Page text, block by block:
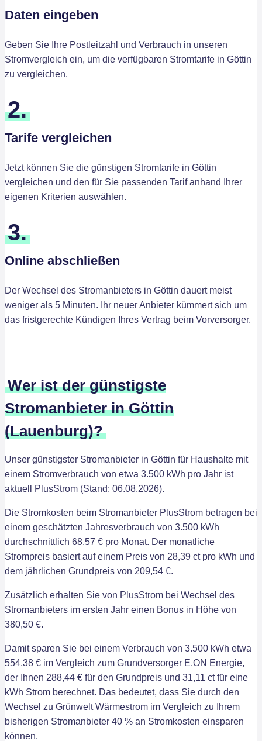
Daten eingeben
Geben Sie Ihre Postleitzahl und Verbrauch in unseren
Stromvergleich ein, um die verfügbaren Stromtarife in Göttin
zu vergleichen.
2.
Tarife vergleichen
Jetzt können Sie die günstigen Stromtarife in Göttin
vergleichen und den für Sie passenden Tarif anhand Ihrer
eigenen Kriterien auswählen.
3.
Online abschließen
Der Wechsel des Stromanbieters in Göttin dauert meist
weniger als 5 Minuten. Ihr neuer Anbieter kümmert sich um
das fristgerechte Kündigen Ihres Vertrag beim Vorversorger.
Wer ist der günstigste
Stromanbieter in Göttin
(Lauenburg)?
Unser günstigster Stromanbieter in Göttin für Haushalte mit
einem Stromverbrauch von etwa 3.500 kWh pro Jahr ist
aktuell PlusStrom (Stand: 06.08.2026).
Die Stromkosten beim Stromanbieter PlusStrom betragen bei
einem geschätzten Jahresverbrauch von 3.500 kWh
durchschnittlich 68,57 € pro Monat. Der monatliche
Strompreis basiert auf einem Preis von 28,39 ct pro kWh und
dem jährlichen Grundpreis von 209,54 €.
Zusätzlich erhalten Sie von PlusStrom bei Wechsel des
Stromanbieters im ersten Jahr einen Bonus in Höhe von
380,50 €.
Damit sparen Sie bei einem Verbrauch von 3.500 kWh etwa
554,38 € im Vergleich zum Grundversorger E.ON Energie,
der Ihnen 288,44 € für den Grundpreis und 31,11 ct für eine
kWh Strom berechnet. Das bedeutet, dass Sie durch den
Wechsel zu Grünwelt Wärmestrom im Vergleich zu Ihrem
bisherigen Stromanbieter 40 % an Stromkosten einsparen
können.